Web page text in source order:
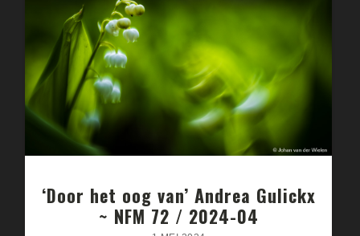
‘Door het oog van’ Andrea Gulickx
~ NFM 72 / 2024-04